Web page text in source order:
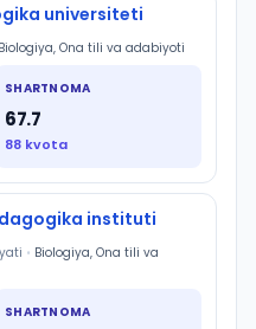
universiteti
Biologiya, Ona tili va adabiyoti
SHARTNOMA
67.7
88 kvota
instituti
• Biologiya, Ona tili va
SHARTNOMA